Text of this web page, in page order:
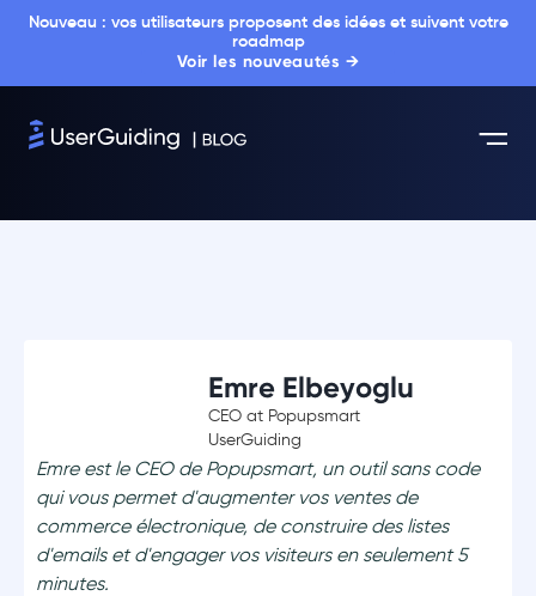
Nouveau : vos utilisateurs proposent des idées et suivent votre
roadmap
Voir les nouveautés →
Emre Elbeyoglu
CEO at Popupsmart
UserGuiding
Emre est le CEO de Popupsmart, un outil sans code
qui vous permet d'augmenter vos ventes de
commerce électronique, de construire des listes
d'emails et d'engager vos visiteurs en seulement 5
minutes.